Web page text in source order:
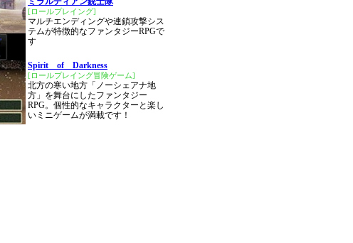
[ロールプレイング]
マルチエンディングや連鎖攻撃シス
テムが特徴的なファンタジーRPGで
す
Spirit of Darkness
[ロールプレイング冒険ゲーム]
北方の寒い地方「ノーシェアナ地
方」を舞台にしたファンタジー
RPG。個性的なキャラクターと楽し
いミニゲームが満載です！